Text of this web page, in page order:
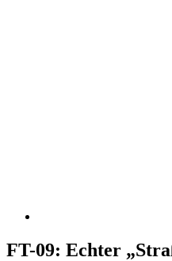
FT-09: Echter